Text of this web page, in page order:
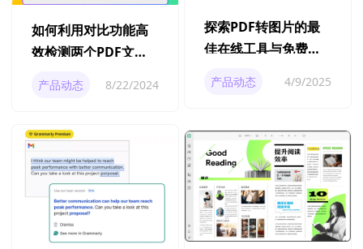
如何利用对比功能高
效检测两个PDF文件
产品动态 8/22/2024
探索PDF转图片的最
佳在线工具与免费技
产品动态 4/9/2025